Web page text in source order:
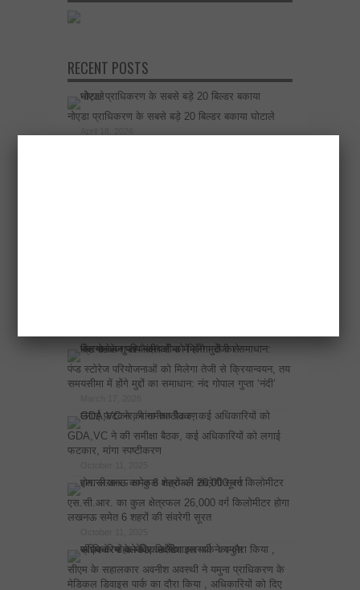
RECENT POSTS
नोएडा प्राधिकरण के सबसे बड़े 20 बिल्डर बकाया घोटाले
पंप्ड स्टोरेज परियोजनाओं को मिलेगा तेजी से क्रियान्वयन, तय
समयसीमा में होंगे मुद्दों का समाधान: नंद गोपाल गुप्ता ‘नंदी’
GDA,VC ने की समीक्षा बैठक, कई अधिकारियों को लगाई
फटकार, मांगा स्पष्टीकरण
एस.सी.आर. का कुल क्षेत्रफल 26,000 वर्ग किलोमीटर होगा
लखनऊ समेत 6 शहरों की संवरेगी सूरत
सीएम के सहालकार अवनीश अवस्थी ने यमुना प्राधिकरण के
मेडिकल डिवाइस पार्क का दौरा किया , अधिकारियों को दिए